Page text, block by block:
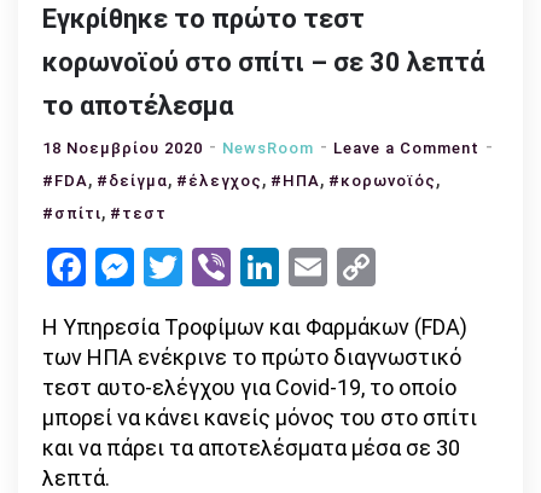
Εγκρίθηκε το πρώτο τεστ
κορωνοϊού στο σπίτι – σε 30 λεπτά
το αποτέλεσμα
18 Νοεμβρίου 2020 NewsRoom Leave a Comment on
#FDA, #δείγμα, #έλεγχος , #ΗΠΑ, #κορωνοϊός ,
#σπίτι, #τεστ
Facebook
Messenger
Twitter
ViberLinkedIn
Email
Link
Η Υπηρεσία Τροφίμων και Φαρμάκων (FDA)
των ΗΠΑ ενέκρινε το πρώτο διαγνωστικό
τεστ αυτο-ελέγχου για Covid-19, το οποίο
μπορεί να κάνει κανείς μόνος του στο σπίτι
και να πάρει τα αποτελέσματα μέσα σε 30
λεπτά.